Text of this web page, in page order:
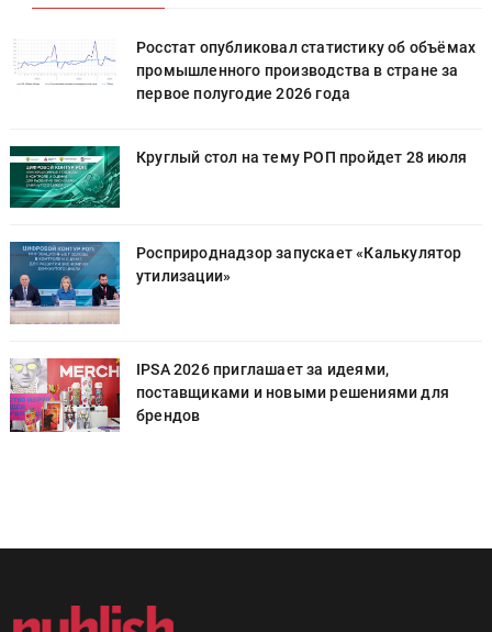
Росстат опубликовал статистику об объёмах
промышленного производства в стране за
первое полугодие 2026 года
Круглый стол на тему РОП пройдет 28 июля
Росприроднадзор запускает «Калькулятор
утилизации»
IPSA 2026 приглашает за идеями,
поставщиками и новыми решениями для
брендов